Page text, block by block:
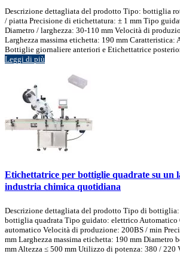
Descrizione dettagliata del prodotto Tipo: bottiglia
/ piatta Precisione di etichettatura: ± 1 mm Tipo
Diametro / larghezza: 30-110 mm Velocità di
Larghezza massima etichetta: 190 mm Caratteristica:
Bottiglie giornaliere anteriori e Etichettatrice
Leggi di più
Etichettatrice per bottiglie quadrate su un
industria chimica quotidiana
Descrizione dettagliata del prodotto Tipo di
bottiglia quadrata Tipo guidato: elettrico Automatico
automatico Velocità di produzione: 200BS / min
mm Larghezza massima etichetta: 190 mm Diametro
mm Altezza ≤ 500 mm Utilizzo di potenza: 380 / 220